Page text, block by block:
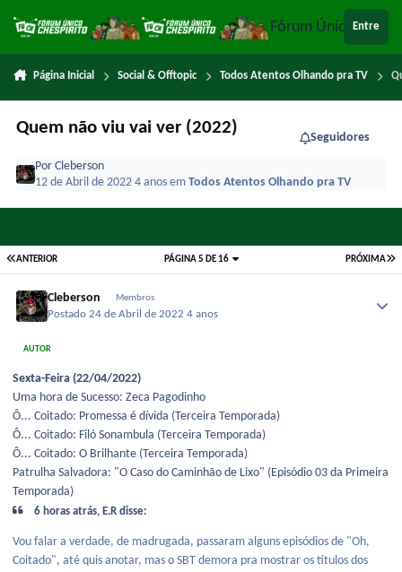
Fórum ÚnicoEntre
Página Inicial Social & Offtopic Todos Atentos Olhando pra TV
Quem não viu vai ver (2022)
Seguidores
PorCleberson
12 de Abril de 20224 anosemTodos Atentos Olhando pra TV
ANTERIOR PRÓXIMA
PÁGINA 5 DE 16
Cleberson Membros
Postado24 de Abril de 20224 anos
AUTOR
Sexta-Feira (22/04/2022)
Uma hora de Sucesso: Zeca Pagodinho
Ô... Coitado: Promessa é dívida (Terceira Temporada)
Ô... Coitado: Filó Sonambula (Terceira Temporada)
Ô... Coitado: O Brilhante (Terceira Temporada)
Patrulha Salvadora: "O Caso do Caminhão de Lixo" (Episódio 03 da Primeira
Temporada)
6 horas atrás, E.R disse:
Vou falar a verdade, de madrugada, passaram alguns episódios de "Oh,
Coitado", até quis anotar, mas o SBT demora pra mostrar os títulos dos